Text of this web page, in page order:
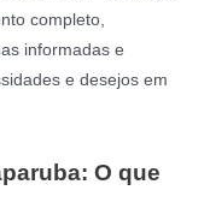
completo,
informadas e
e desejos em
O que